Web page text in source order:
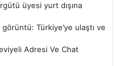
üyesi yurt dışına
Türkiye’ye ulaştı ve
Adresi Ve Chat